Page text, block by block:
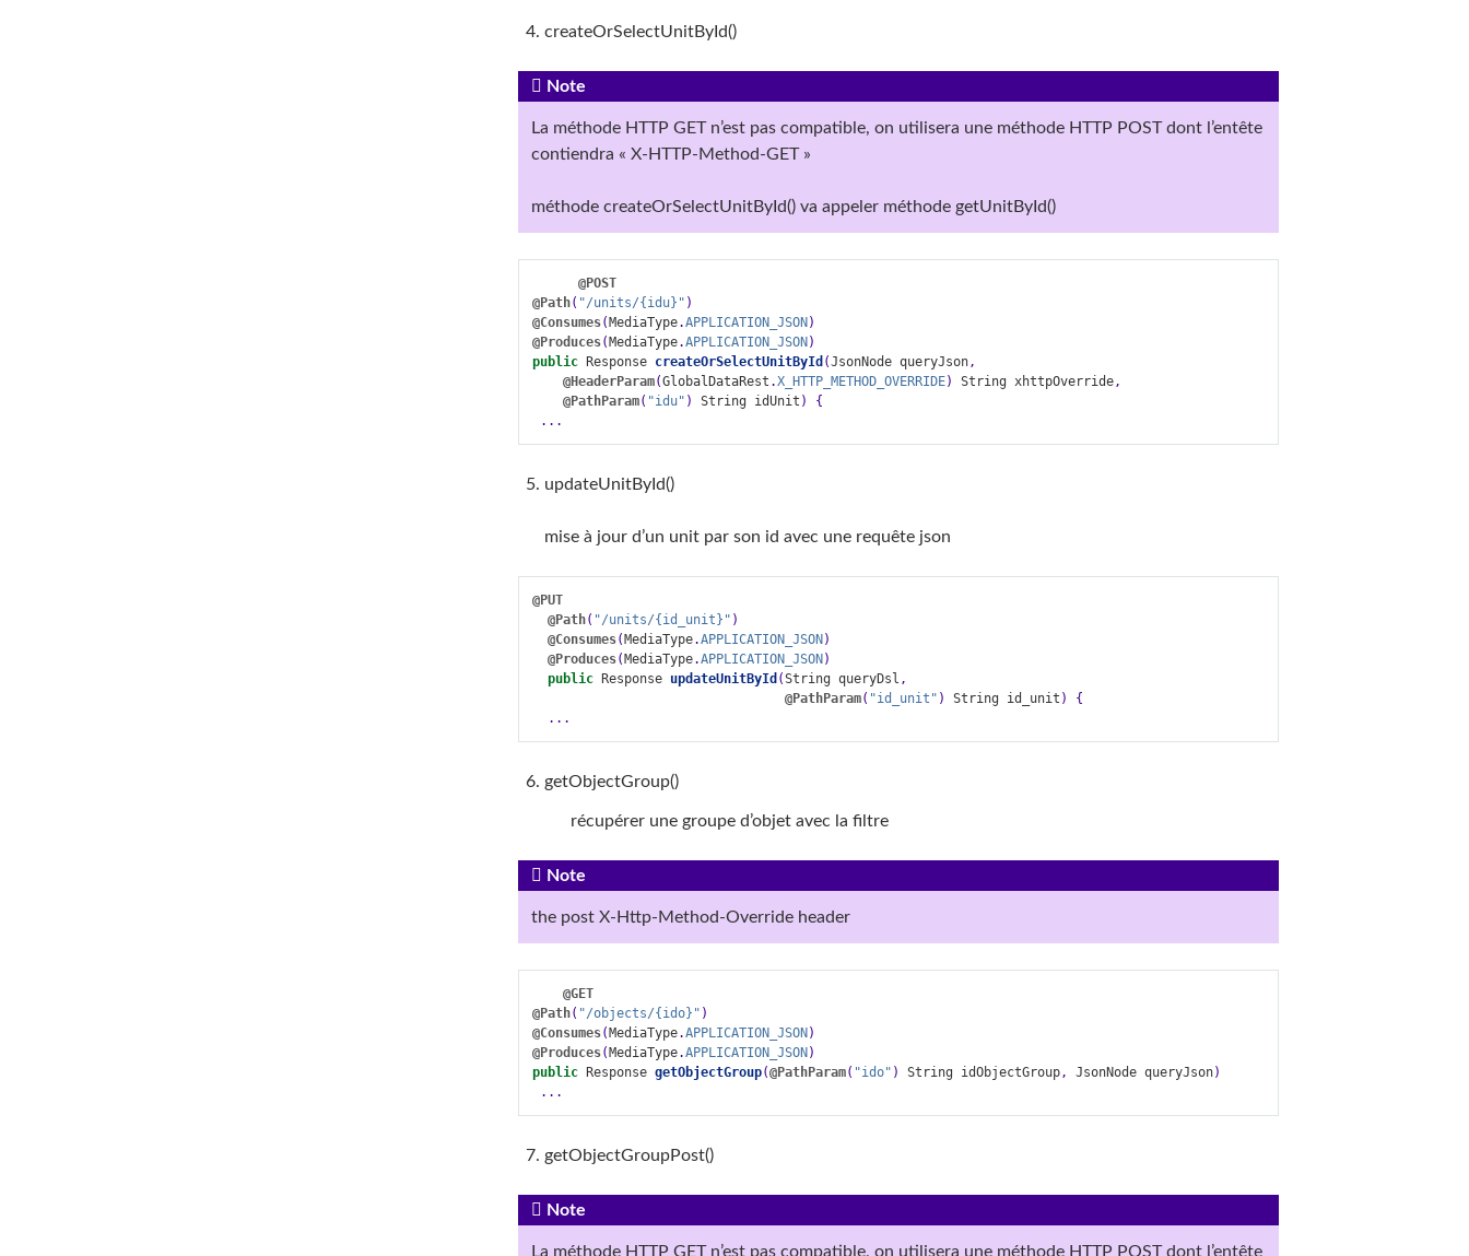
createOrSelectUnitById()
Note
La méthode HTTP GET n’est pas compatible, on utilisera une méthode HTTP POST dont l’entête
contiendra « X-HTTP-Method-GET »
méthode createOrSelectUnitById() va appeler méthode getUnitById()
@POST
@Path( "/units/{idu}" )
@Consumes( MediaType.APPLICATION_JSON )
@Produces( MediaType.APPLICATION_JSON )
public
Response createOrSelectUnitById (JsonNode queryJson,
@HeaderParam(GlobalDataRest .X_HTTP_METHOD_OVERRIDE) String xhttpOverride,
@PathParam( "idu" ) String idUnit )
{
...
updateUnitById()
mise à jour d’un unit par son id avec une requête json
@PUT
@Path( "/units/{id_unit}" )
@Consumes( MediaType.APPLICATION_JSON )
@Produces( MediaType.APPLICATION_JSON )
public
Response updateUnitById (String queryDsl ,
@PathParam( "id_unit" ) String id_unit )
{
...
getObjectGroup()
récupérer une groupe d’objet avec la filtre
Note
the post X-Http-Method-Override header
@GET
@Path( "/objects/{ido}" )
@Consumes( MediaType.APPLICATION_JSON )
@Produces( MediaType.APPLICATION_JSON )
public
Response getObjectGroup(@PathParam( "ido" ) String idObjectGroup, JsonNode queryJson)
...
getObjectGroupPost()
Note
La méthode HTTP GET n’est pas compatible, on utilisera une méthode HTTP POST dont l’entête